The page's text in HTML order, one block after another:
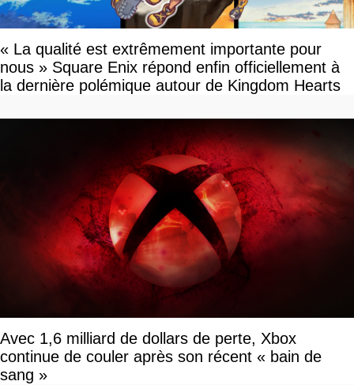
« La qualité est extrêmement importante pour
nous » Square Enix répond enfin officiellement à
la dernière polémique autour de Kingdom Hearts
Avec 1,6 milliard de dollars de perte, Xbox
continue de couler après son récent « bain de
sang »